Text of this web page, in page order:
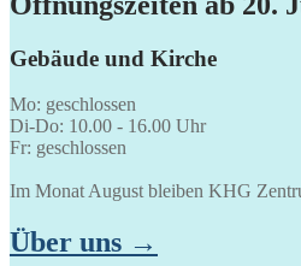
Gebäude und Kirche
Mo: geschlossen
Di-Do: 10.00 - 16.00 Uhr
Fr: geschlossen
Im Monat August bleiben KHG
Über uns →